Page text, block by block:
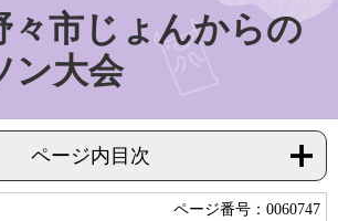
々市じょんからの
ン大会
ページ内目次
ページ番号：0060747